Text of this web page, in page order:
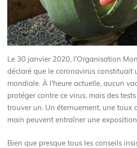
Le 30 janvier 2020, l'Organisation
déclaré que le coronavirus constituait
mondiale. À l'heure actuelle, aucun
protéger contre ce virus, mais des
trouver un. Un éternuement, une toux
main peuvent entraîner une
Bien que presque tous les conseils